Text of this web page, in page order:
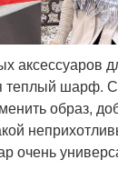
аксессуаров
теплый шарф.
образ,
очень